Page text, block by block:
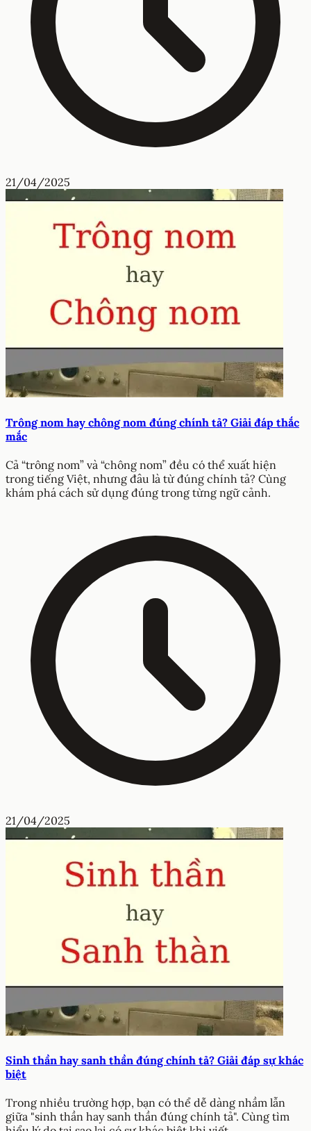
21/04/2025
Trông nom hay chông nom đúng chính tả? Giải đáp thắc
mắc
Cả “trông nom” và “chông nom” đều có thể xuất hiện
trong tiếng Việt, nhưng đâu là từ đúng chính tả? Cùng
khám phá cách sử dụng đúng trong từng ngữ cảnh.
21/04/2025
Sinh thần hay sanh thần đúng chính tả? Giải đáp sự khác
biệt
Trong nhiều trường hợp, bạn có thể dễ dàng nhầm lẫn
giữa "sinh thần hay sanh thần đúng chính tả". Cùng tìm